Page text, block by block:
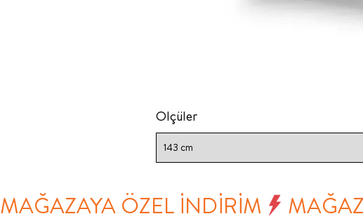
Ölçüler
143 cm
MAĞAZAYA ÖZEL İNDİRİM